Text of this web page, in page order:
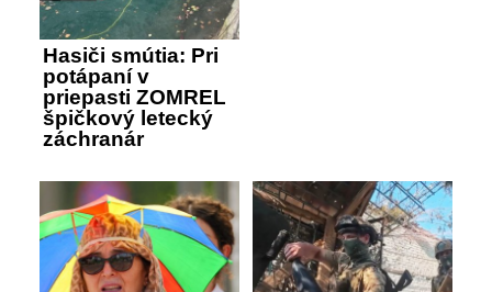
Hasiči smútia: Pri
potápaní v
priepasti ZOMREL
špičkový letecký
záchranár